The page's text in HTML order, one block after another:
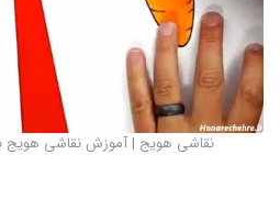
نقاشی هویج | آموزش نقاشی